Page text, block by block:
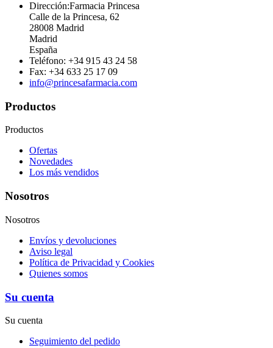
Dirección:Farmacia Princesa
Calle de la Princesa, 62
28008 Madrid
Madrid
España
Teléfono: +34 915 43 24 58
Fax: +34 633 25 17 09
info@princesafarmacia.com
Productos
Productos
Ofertas
Novedades
Los más vendidos
Nosotros
Nosotros
Envíos y devoluciones
Aviso legal
Política de Privacidad y Cookies
Quienes somos
Su cuenta
Su cuenta
Seguimiento del pedido